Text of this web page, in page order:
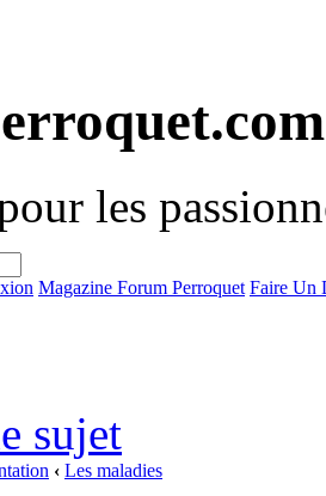
les
Magazine Forum Perroquet Faire Un
sujet
‹ Les maladies